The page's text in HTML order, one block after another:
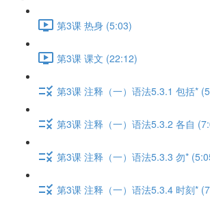
第3课 热身 (5:03)
第3课 课文 (22:12)
第3课 注释（一）语法5.3.1 包括*
第3课 注释（一）语法5.3.2 各自
第3课 注释（一）语法5.3.3 勿*
第3课 注释（一）语法5.3.4 时刻*